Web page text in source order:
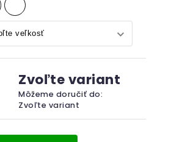
Zvoľte variant
Môžeme doručiť do:
Zvoľte variant